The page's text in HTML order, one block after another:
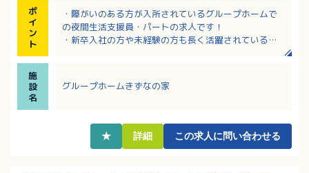
ポ
イ
ン
ト
・障がいのある方が入所されているグループホームで
の夜間生活支援員・パートの求人です！
・新卒入社の方や未経験の方も長く活躍されている法
・応募についてはまず見学からでも可能です！
施
設
名
グループホームきずなの家
★ 詳細 この求人に問い合わせる